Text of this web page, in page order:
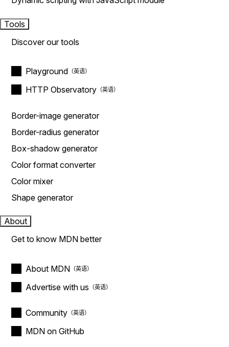
Tools
Discover our tools
Playground
HTTP Observatory
Border-image generator
Border-radius generator
Box-shadow generator
Color format converter
Color mixer
Shape generator
About
Get to know MDN better
About MDN
Advertise with us
Community
MDN on GitHub